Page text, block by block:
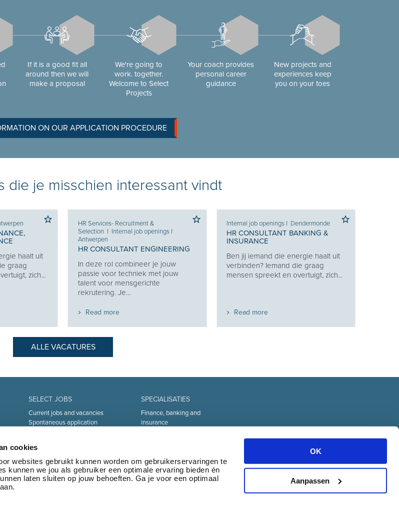
cookies
websites gebruikt kunnen worden om gebruikerservaringen te
kunnen we jou als gebruiker een optimale ervaring bieden én
laten sluiten op jouw behoeften. Ga je voor een optimaal
OK
Aanpassen
If it is a good fit all
around then we will
make a proposal
We're going to
work. together.
Welcome to Select
Projects
Your coach provides
personal career
guidance
New projects and
experiences keep
you on your toes
ON OUR APPLICATION PROCEDURE
die je misschien interessant vindt
haalt uit
graag
zich...
HR Services- Recruitment &
Selection I Internal job openings I
Antwerpen
HR CONSULTANT ENGINEERING
In deze rol combineer je jouw
passie voor techniek met jouw
talent voor mensgerichte
rekrutering. Je...
Read more
Internal job openings I Dendermonde
HR CONSULTANT BANKING &
INSURANCE
Ben jij iemand die energie haalt uit
verbinden? Iemand die graag
mensen spreekt en overtuigt, zich...
Read more
ALLE VACATURES
SELECT JOBS
Current jobs and vacancies
Spontaneous application
SPECIALISATIES
Finance, banking and
insurance
Medical
Logistics & transport
Marketing & communication